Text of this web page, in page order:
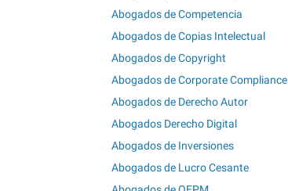
Abogados de Competencia
Abogados de Copias Intelectual
Abogados de Copyright
Abogados de Corporate Compliance
Abogados de Derecho Autor
Abogados Derecho Digital
Abogados de Inversiones
Abogados de Lucro Cesante